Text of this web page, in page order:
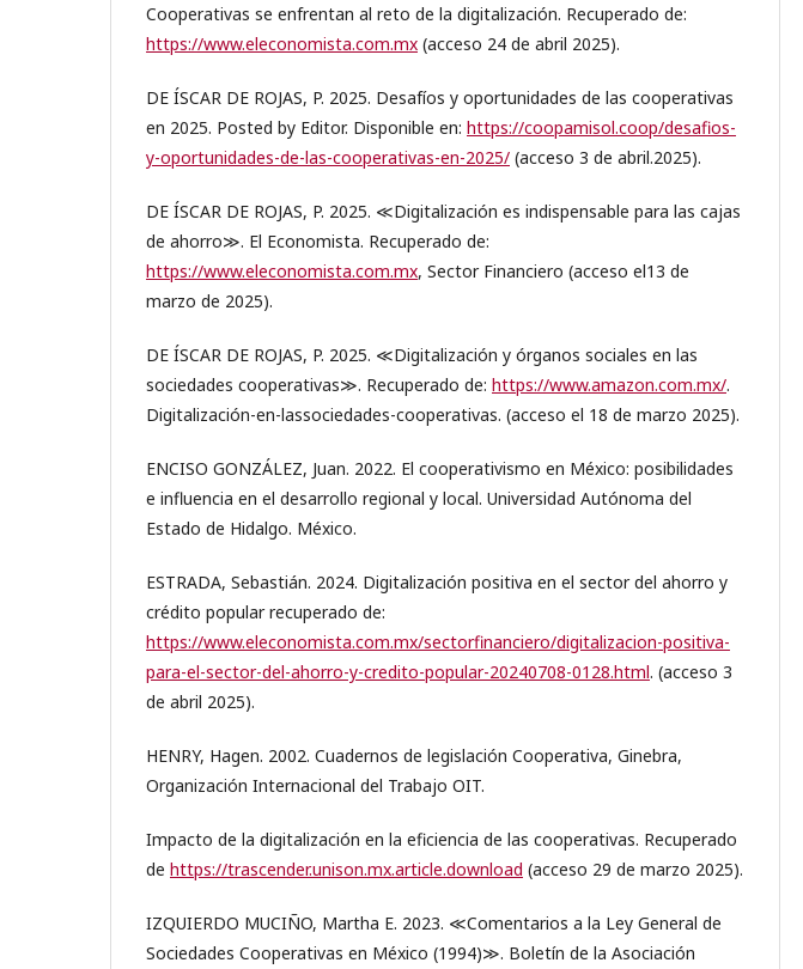
Cooperativas se enfrentan al reto de la digitalización. Recuperado de:
https://www.eleconomista.com.mx (acceso 24 de abril 2025).
DE ÍSCAR DE ROJAS, P. 2025. Desafíos y oportunidades de las cooperativas
en 2025. Posted by Editor. Disponible en: https://coopamisol.coop/desafios-
y-oportunidades-de-las-cooperativas-en-2025/ (acceso 3 de abril.2025).
DE ÍSCAR DE ROJAS, P. 2025. ≪Digitalización es indispensable para las cajas
de ahorro≫. El Economista. Recuperado de:
https://www.eleconomista.com.mx, Sector Financiero (acceso el13 de
marzo de 2025).
DE ÍSCAR DE ROJAS, P. 2025. ≪Digitalización y órganos sociales en las
sociedades cooperativas≫. Recuperado de: https://www.amazon.com.mx/.
Digitalización-en-lassociedades-cooperativas. (acceso el 18 de marzo 2025).
ENCISO GONZÁLEZ, Juan. 2022. El cooperativismo en México: posibilidades
e influencia en el desarrollo regional y local. Universidad Autónoma del
Estado de Hidalgo. México.
ESTRADA, Sebastián. 2024. Digitalización positiva en el sector del ahorro y
crédito popular recuperado de:
https://www.eleconomista.com.mx/sectorfinanciero/digitalizacion-positiva-
para-el-sector-del-ahorro-y-credito-popular-20240708-0128.html. (acceso 3
de abril 2025).
HENRY, Hagen. 2002. Cuadernos de legislación Cooperativa, Ginebra,
Organización Internacional del Trabajo OIT.
Impacto de la digitalización en la eficiencia de las cooperativas. Recuperado
de https://trascender.unison.mx.article.download (acceso 29 de marzo 2025).
IZQUIERDO MUCIÑO, Martha E. 2023. ≪Comentarios a la Ley General de
Sociedades Cooperativas en México (1994)≫. Boletín de la Asociación